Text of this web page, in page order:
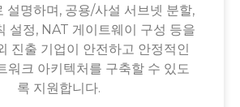
설명하며, 공용/사설 서브넷 분할,
설정, NAT 게이트웨이 구성 등을
진출 기업이 안전하고 안정적인
워크 아키텍처를 구축할 수 있도
록 지원합니다.